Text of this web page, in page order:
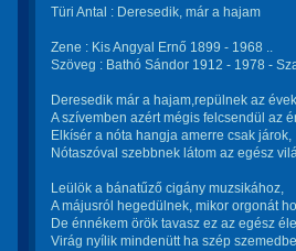
Türi Antal : Deresedik, már a hajam
Zene : Kis Angyal Ernő 1899 - 1968 ..
Szöveg : Bathó Sándor 1912 - 1978 -
Deresedik már a hajam,repülnek az
A szívemben azért mégis felcsendül az
Elkísér a nóta hangja amerre csak járok,
Nótaszóval szebbnek látom az egész
Leülök a bánatűző cigány muzsikához,
A májusról hegedülnek, mikor orgonát
De énnékem örök tavasz ez az egész
Virág nyílik mindenütt ha szép